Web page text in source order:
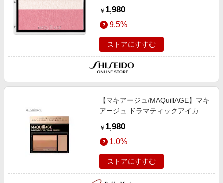
ラー・フェイスカラー＞ 3g/立体感/
血色/輝き/マスクにつ…
￥ 1,980
9.5%
ストアにすすむ
【マキアージュ/MAQuillAGE】マキ
アージュ ドラマティックアイカラ
￥ 1,980
1.0%
ストアにすすむ